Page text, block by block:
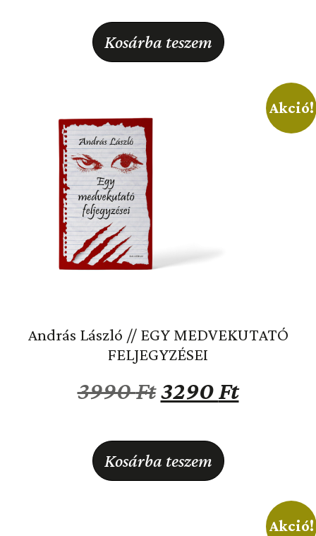
Kosárba teszem
Akció!
András László // EGY MEDVEKUTATÓ
FELJEGYZÉSEI
3990Ft3290Ft
Kosárba teszem
Akció!